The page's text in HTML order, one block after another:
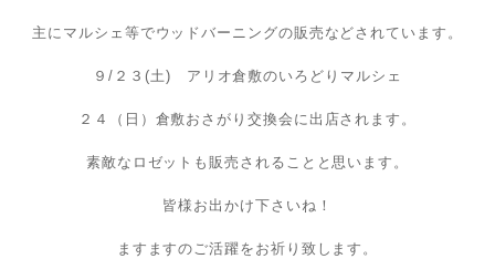
主にマルシェ等でウッドバーニングの販売などされています。
９/２３(土) アリオ倉敷のいろどりマルシェ
２４（日）倉敷おさがり交換会に出店されます。
素敵なロゼットも販売されることと思います。
皆様お出かけ下さいね！
ますますのご活躍をお祈り致します。